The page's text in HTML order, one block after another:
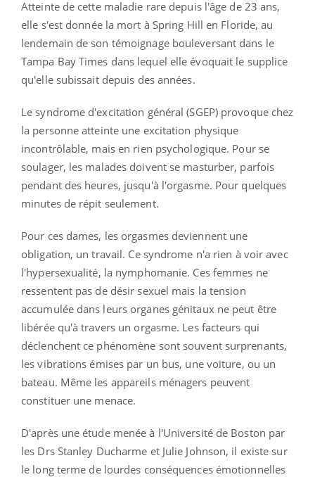
Atteinte de cette maladie rare depuis l'âge de 23 ans,
elle s'est donnée la mort à Spring Hill en Floride, au
lendemain de son témoignage bouleversant dans le
Tampa Bay Times dans lequel elle évoquait le supplice
qu'elle subissait depuis des années.
Le syndrome d'excitation général (SGEP) provoque chez
la personne atteinte une excitation physique
incontrôlable, mais en rien psychologique. Pour se
soulager, les malades doivent se masturber, parfois
pendant des heures, jusqu'à l'orgasme. Pour quelques
minutes de répit seulement.
Pour ces dames, les orgasmes deviennent une
obligation, un travail. Ce syndrome n'a rien à voir avec
l'hypersexualité, la nymphomanie. Ces femmes ne
ressentent pas de désir sexuel mais la tension
accumulée dans leurs organes génitaux ne peut être
libérée qu'à travers un orgasme. Les facteurs qui
déclenchent ce phénomène sont souvent surprenants,
les vibrations émises par un bus, une voiture, ou un
bateau. Même les appareils ménagers peuvent
constituer une menace.
D'après une étude menée à l'Université de Boston par
les Drs Stanley Ducharme et Julie Johnson, il existe sur
le long terme de lourdes conséquences émotionnelles